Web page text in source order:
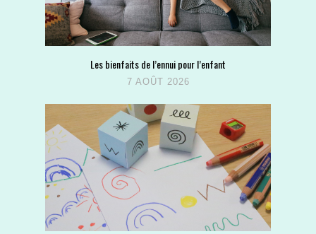
Les bienfaits de l’ennui pour l’enfant
7 AOÛT 2026